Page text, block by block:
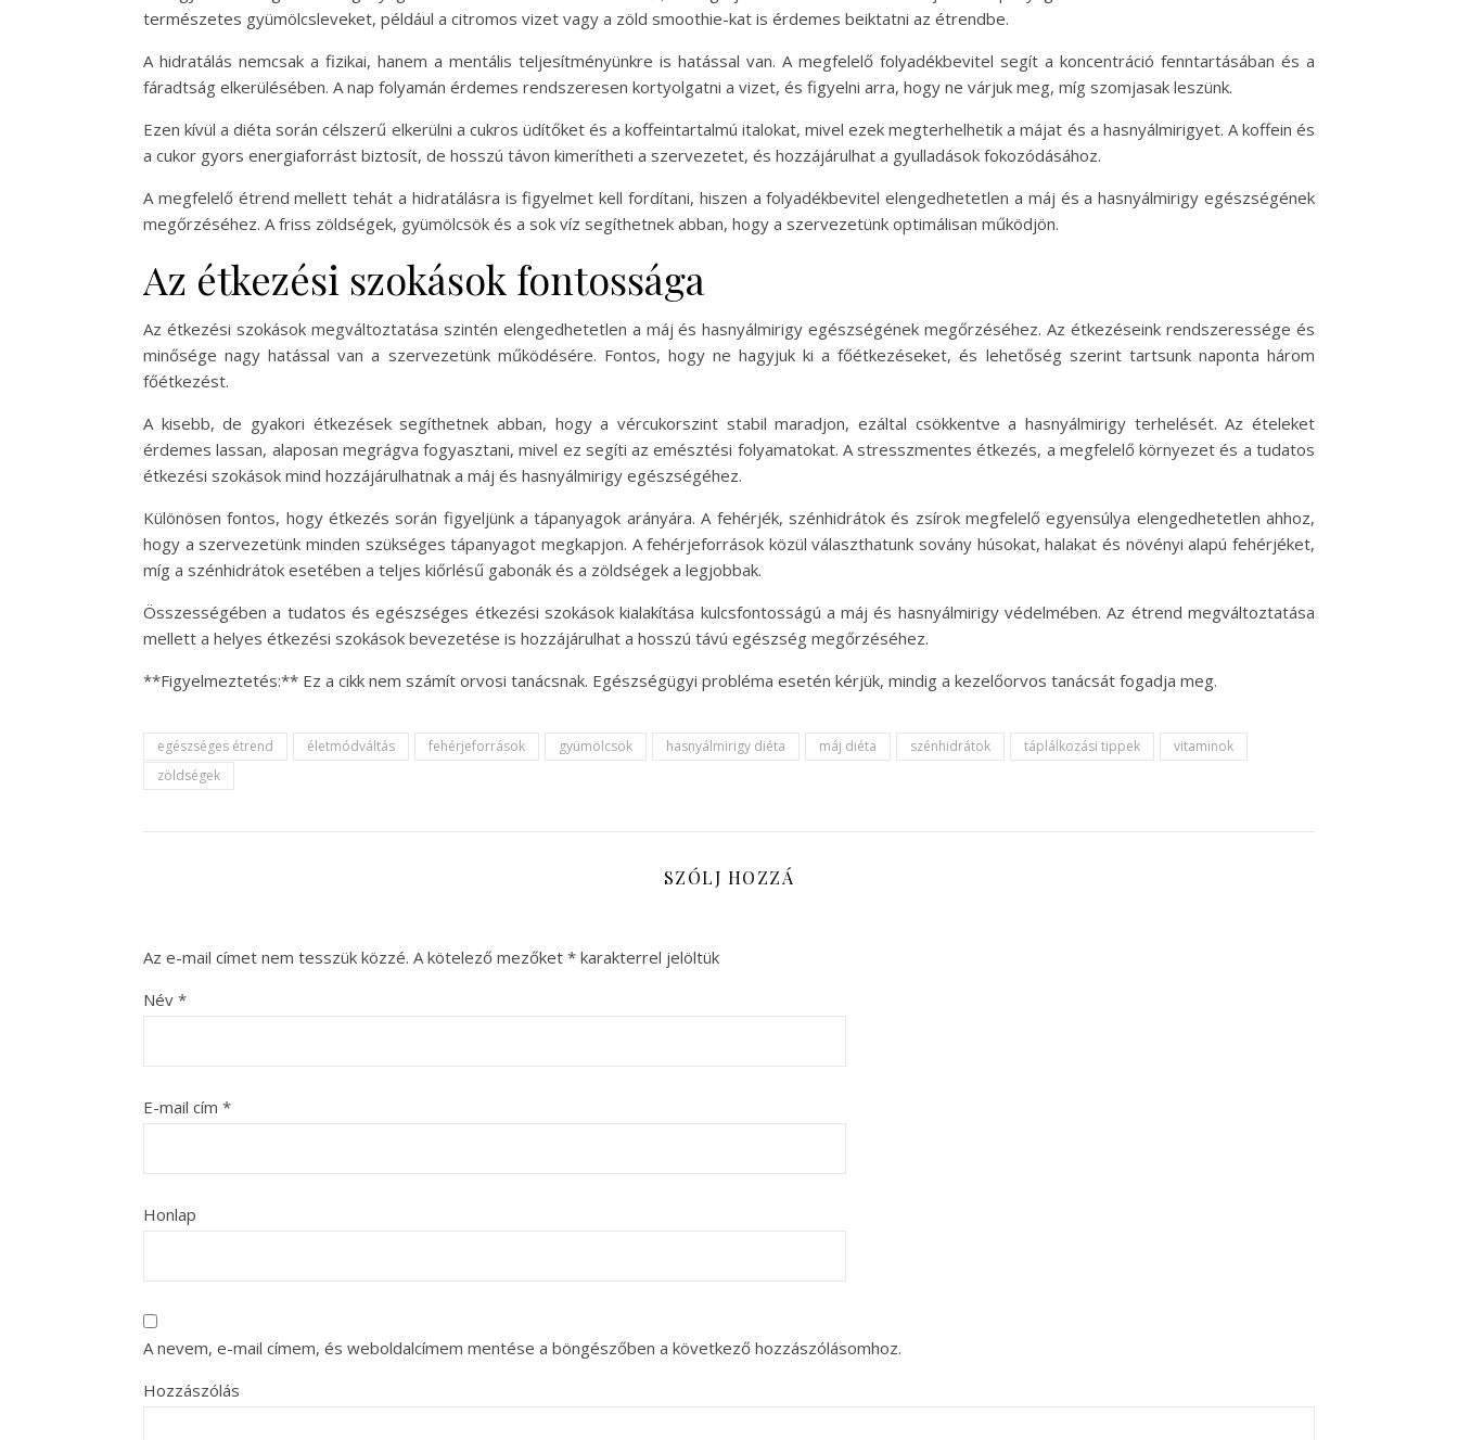
természetes gyümölcsleveket, például a citromos vizet vagy a zöld smoothie-kat is érdemes beiktatni az étrendbe.
A hidratálás nemcsak a fizikai, hanem a mentális teljesítményünkre is hatással van. A megfelelő folyadékbevitel segít a koncentráció fenntartásában és a
fáradtság elkerülésében. A nap folyamán érdemes rendszeresen kortyolgatni a vizet, és figyelni arra, hogy ne várjuk meg, míg szomjasak leszünk.
Ezen kívül a diéta során célszerű elkerülni a cukros üdítőket és a koffeintartalmú italokat, mivel ezek megterhelhetik a májat és a hasnyálmirigyet. A koffein és
a cukor gyors energiaforrást biztosít, de hosszú távon kimerítheti a szervezetet, és hozzájárulhat a gyulladások fokozódásához.
A megfelelő étrend mellett tehát a hidratálásra is figyelmet kell fordítani, hiszen a folyadékbevitel elengedhetetlen a máj és a hasnyálmirigy egészségének
megőrzéséhez. A friss zöldségek, gyümölcsök és a sok víz segíthetnek abban, hogy a szervezetünk optimálisan működjön.
Az étkezési szokások fontossága
Az étkezési szokások megváltoztatása szintén elengedhetetlen a máj és hasnyálmirigy egészségének megőrzéséhez. Az étkezéseink rendszeressége és
minősége nagy hatással van a szervezetünk működésére. Fontos, hogy ne hagyjuk ki a főétkezéseket, és lehetőség szerint tartsunk naponta három
főétkezést.
A kisebb, de gyakori étkezések segíthetnek abban, hogy a vércukorszint stabil maradjon, ezáltal csökkentve a hasnyálmirigy terhelését. Az ételeket
érdemes lassan, alaposan megrágva fogyasztani, mivel ez segíti az emésztési folyamatokat. A stresszmentes étkezés, a megfelelő környezet és a tudatos
étkezési szokások mind hozzájárulhatnak a máj és hasnyálmirigy egészségéhez.
Különösen fontos, hogy étkezés során figyeljünk a tápanyagok arányára. A fehérjék, szénhidrátok és zsírok megfelelő egyensúlya elengedhetetlen ahhoz,
hogy a szervezetünk minden szükséges tápanyagot megkapjon. A fehérjeforrások közül választhatunk sovány húsokat, halakat és növényi alapú fehérjéket,
míg a szénhidrátok esetében a teljes kiőrlésű gabonák és a zöldségek a legjobbak.
Összességében a tudatos és egészséges étkezési szokások kialakítása kulcsfontosságú a máj és hasnyálmirigy védelmében. Az étrend megváltoztatása
mellett a helyes étkezési szokások bevezetése is hozzájárulhat a hosszú távú egészség megőrzéséhez.
**Figyelmeztetés:** Ez a cikk nem számít orvosi tanácsnak. Egészségügyi probléma esetén kérjük, mindig a kezelőorvos tanácsát fogadja meg.
egészséges étrend életmódváltás fehérjeforrások gyümölcsök hasnyálmirigy diéta máj diéta szénhidrátok táplálkozási tippek
vitaminok
zöldségek
SZÓLJ HOZZÁ
Az e-mail címet nem tesszük közzé. A kötelező mezőket * karakterrel jelöltük
Név *
E-mail cím *
Honlap
A nevem, e-mail címem, és weboldalcímem mentése a böngészőben a következő hozzászólásomhoz.
Hozzászólás